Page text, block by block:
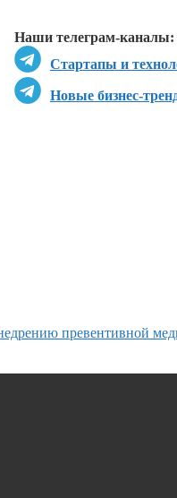
Наши телеграм-каналы:
Стартапы и
Новые бизнес-
превентивной